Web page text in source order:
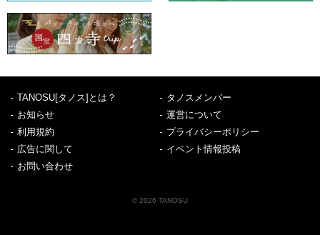
TANOSU[タノス]とは？
タノスメンバー
お知らせ
運営について
利用規約
プライバシーポリシー
広告に関して
イベント情報投稿
お問い合わせ
© 2026 TANOSU